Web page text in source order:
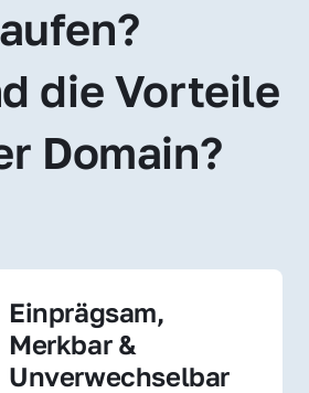
die Vorteile
Domain?
Einprägsam,
Merkbar &
Unverwechselbar